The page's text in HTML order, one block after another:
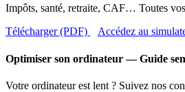
Impôts, santé, retraite, CAF… Toutes
Télécharger (PDF)
Accédez au
Optimiser son ordinateur — Guide
Votre ordinateur est lent ? Suivez nos